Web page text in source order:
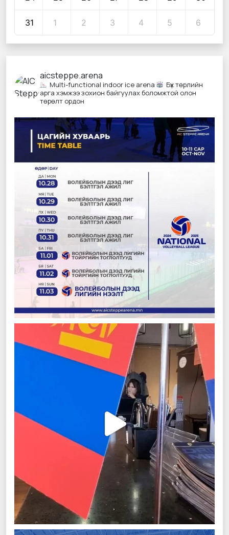
31 1 2 3 4 5 6
aicsteppe.arena
Multi-functional indoor ice arena
Бүх төрлийн
арга хэмжээ зохион байгуулах боломжтой олон
төрөлт ордон